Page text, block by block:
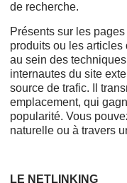
de recherche.
Présents sur les
produits ou les
au sein des
internautes du site
source de trafic. Il
emplacement, qui
popularité. Vous
naturelle ou à travers
LE NETLINKING